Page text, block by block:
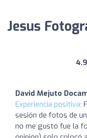
Jesus
4.9
David Mejuto
Experiencia positiva:
sesión de fotos de
no me gustó fue la